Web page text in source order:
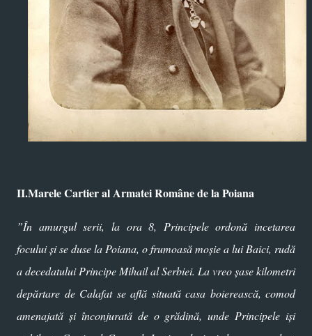
II.Marele Cartier al Armatei Române de la Poiana
”În amurgul serii, la ora 8, Principele ordonă incetarea
focului şi se duse la Poiana, o frumoasă moșie a lui Baici, rudă
a decedatului Principe Mihail al Serbiei. La vreo șase kilometri
depărtare de Calafat se află situată casa boierească, comod
amenajată şi înconjurată de o grădină, unde Principele işi